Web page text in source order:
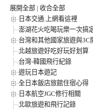
展開全部 | 收合全部
日本交通.上網看這裡
澎湖花火吃喝玩樂一次搞
台灣和其他國家旅遊與3C
北越旅遊好吃好玩好划算
台灣-韓國飛行紀錄
遊玩日本遊記
全日本飯店旅館住宿心得
日本航空JGC修行相關
北歐旅遊和飛行記錄